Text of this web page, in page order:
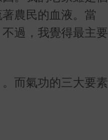
農民的血液。當
過，我覺得最主要
而氣功的三大要素